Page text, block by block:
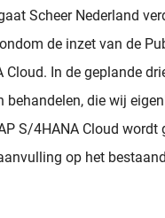
Scheer Nederland
de inzet van de
Cloud. In de geplande
behandelen, die wij
S/4HANA Cloud wordt
op het